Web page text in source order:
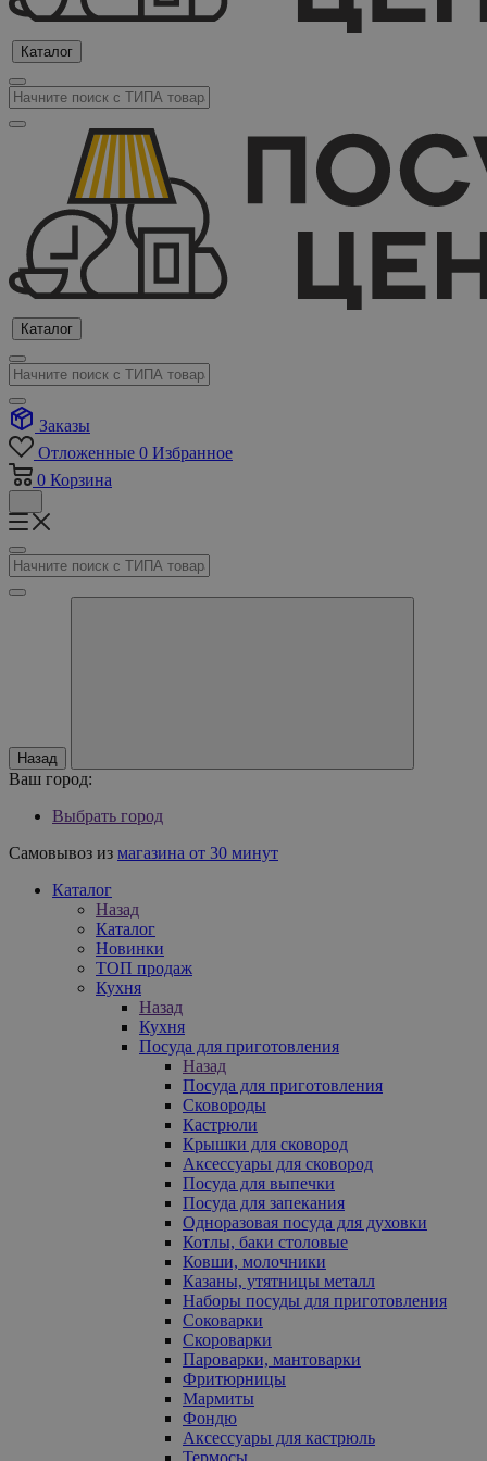
Каталог
Каталог
Заказы
Отложенные 0 Избранное
0 Корзина
Назад
Ваш город:
Выбрать город
Самовывоз из магазина от 30 минут
Каталог
Назад
Каталог
Новинки
ТОП продаж
Кухня
Назад
Кухня
Посуда для приготовления
Назад
Посуда для приготовления
Сковороды
Кастрюли
Крышки для сковород
Аксессуары для сковород
Посуда для выпечки
Посуда для запекания
Одноразовая посуда для духовки
Котлы, баки столовые
Ковши, молочники
Казаны, утятницы металл
Наборы посуды для приготовления
Соковарки
Скороварки
Пароварки, мантоварки
Фритюрницы
Мармиты
Фондю
Аксессуары для кастрюль
Термосы